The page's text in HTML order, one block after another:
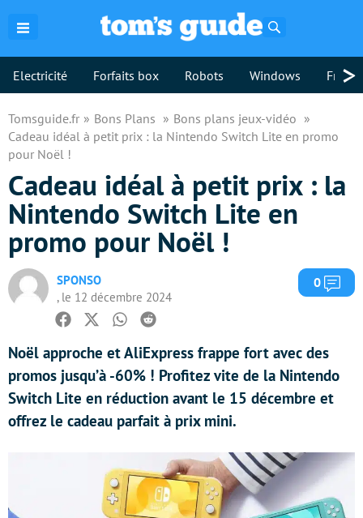
Electricité Forfaits box Robots Windows >
Tomsguide.fr Bons Plans
Bons plans jeux-vidéo
Cadeau idéal à petit prix : la Nintendo Switch Lite en promo
pour Noël !
Cadeau idéal à petit prix : la
Nintendo Switch Lite en
promo pour Noël !
SPONSO
, le 12 décembre 2024
0
Facebook
TwitterWhatsapp
Reddit
Noël approche et AliExpress frappe fort avec des
promos jusqu’à -60% ! Profitez vite de la Nintendo
Switch Lite en réduction avant le 15 décembre et
offrez le cadeau parfait à prix mini.